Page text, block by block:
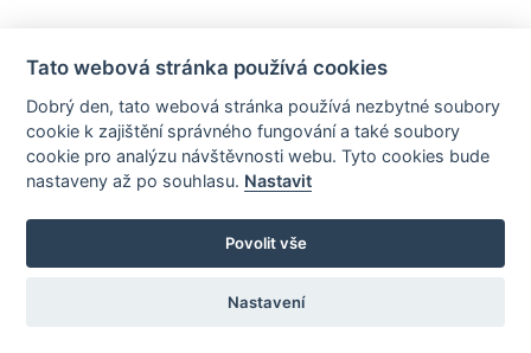
Reality.iDNES, zakladatel projektu
Realiťák roku)
Jasně, já tam, nebudeme se všichni
vyjadřovat ke všemu, protože to bysme nic
průměrné ceny dle jednotlivých okresů,
Tato webová stránka používá cookies
Dobrý den, tato webová stránka používá nezbytné soubory
cookie k zajištění správného fungování a také soubory
cookie pro analýzu návštěvnosti webu. Tyto cookies bude
nastaveny až po souhlasu. Nastavit
Povolit vše
Nastavení